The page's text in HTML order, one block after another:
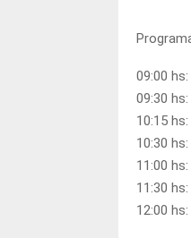
09:00
09:30
10:15
10:30
11:00
11:30
12:00